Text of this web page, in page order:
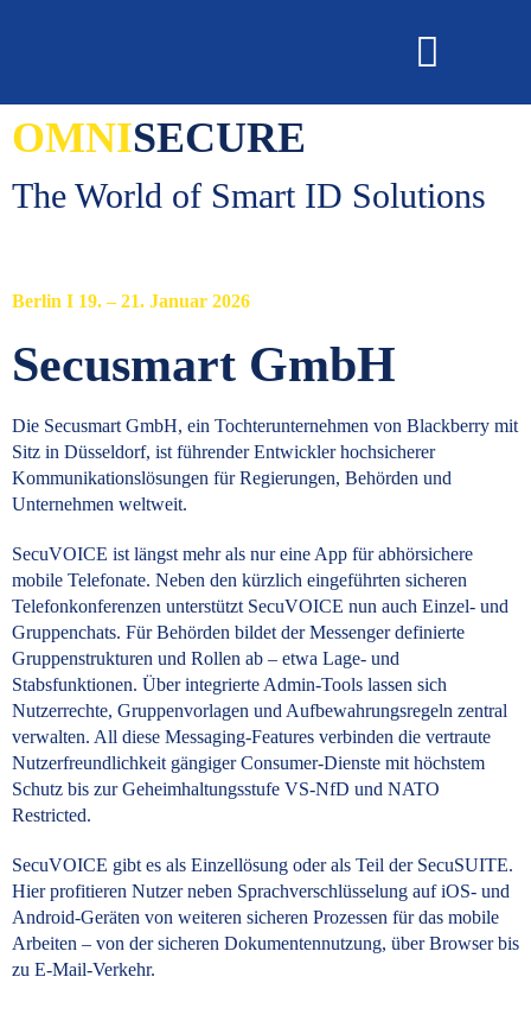
OMNISECURE
The World of Smart ID Solutions
Berlin I 19. – 21. Januar 2026
Secusmart GmbH
Die Secusmart GmbH, ein Tochterunternehmen von Blackberry mit
Sitz in Düsseldorf, ist führender Entwickler hochsicherer
Kommunikationslösungen für Regierungen, Behörden und
Unternehmen weltweit.
SecuVOICE ist längst mehr als nur eine App für abhörsichere
mobile Telefonate. Neben den kürzlich eingeführten sicheren
Telefonkonferenzen unterstützt SecuVOICE nun auch Einzel- und
Gruppenchats. Für Behörden bildet der Messenger definierte
Gruppenstrukturen und Rollen ab – etwa Lage- und
Stabsfunktionen. Über integrierte Admin-Tools lassen sich
Nutzerrechte, Gruppenvorlagen und Aufbewahrungsregeln zentral
verwalten. All diese Messaging-Features verbinden die vertraute
Nutzerfreundlichkeit gängiger Consumer-Dienste mit höchstem
Schutz bis zur Geheimhaltungsstufe VS-NfD und NATO
Restricted.
SecuVOICE gibt es als Einzellösung oder als Teil der SecuSUITE.
Hier profitieren Nutzer neben Sprachverschlüsselung auf iOS- und
Android-Geräten von weiteren sicheren Prozessen für das mobile
Arbeiten – von der sicheren Dokumentennutzung, über Browser bis
zu E-Mail-Verkehr.